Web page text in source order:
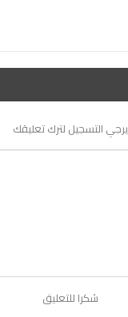
يرجي التسجيل لترك تعليقك
شكرا للتعليق